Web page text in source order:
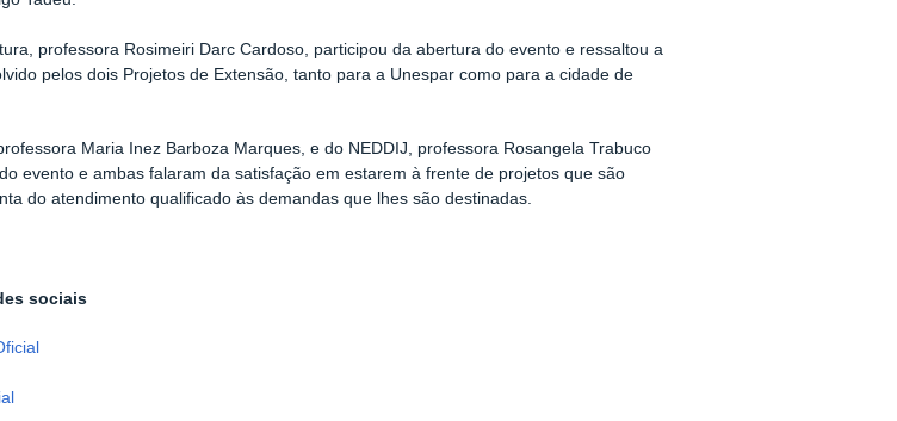
professora Rosimeiri Darc Cardoso, participou da abertura do evento e ressaltou a
pelos dois Projetos de Extensão, tanto para a Unespar como para a cidade de
Maria Inez Barboza Marques, e do NEDDIJ, professora Rosangela Trabuco
evento e ambas falaram da satisfação em estarem à frente de projetos que são
do atendimento qualificado às demandas que lhes são destinadas.
sociais